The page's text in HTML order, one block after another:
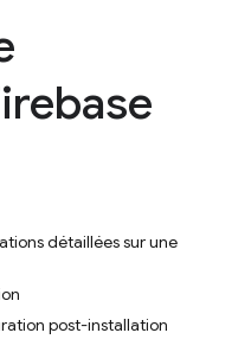
détaillées sur une
post-installation